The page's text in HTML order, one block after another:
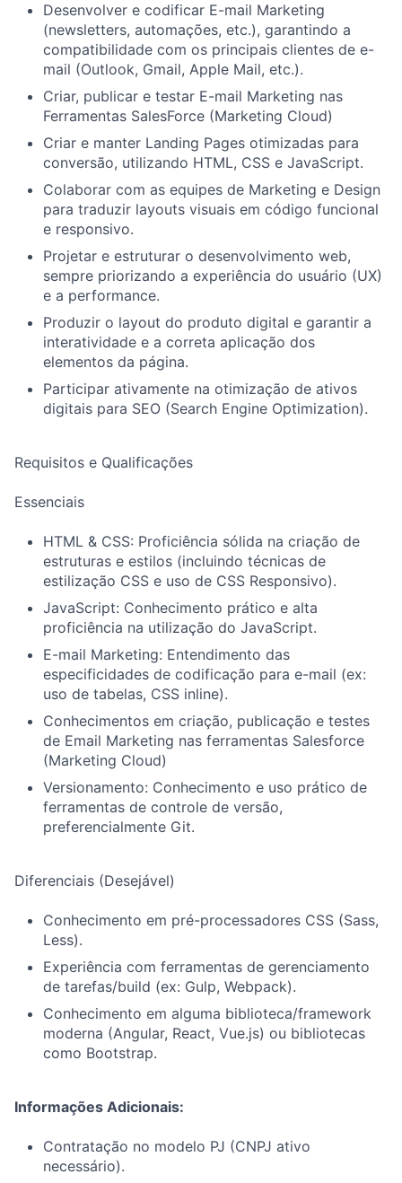
Desenvolver e codificar E-mail Marketing
(newsletters, automações, etc.), garantindo a
compatibilidade com os principais clientes de e-
mail (Outlook, Gmail, Apple Mail, etc.).
Criar, publicar e testar E-mail Marketing nas
Ferramentas SalesForce (Marketing Cloud)
Criar e manter Landing Pages otimizadas para
conversão, utilizando HTML, CSS e JavaScript.
Colaborar com as equipes de Marketing e Design
para traduzir layouts visuais em código funcional
e responsivo.
Projetar e estruturar o desenvolvimento web,
sempre priorizando a experiência do usuário (UX)
e a performance.
Produzir o layout do produto digital e garantir a
interatividade e a correta aplicação dos
elementos da página.
Participar ativamente na otimização de ativos
digitais para SEO (Search Engine Optimization).
Requisitos e Qualificações
Essenciais
HTML & CSS: Proficiência sólida na criação de
estruturas e estilos (incluindo técnicas de
estilização CSS e uso de CSS Responsivo).
JavaScript: Conhecimento prático e alta
proficiência na utilização do JavaScript.
E-mail Marketing: Entendimento das
especificidades de codificação para e-mail (ex:
uso de tabelas, CSS inline).
Conhecimentos em criação, publicação e testes
de Email Marketing nas ferramentas Salesforce
(Marketing Cloud)
Versionamento: Conhecimento e uso prático de
ferramentas de controle de versão,
preferencialmente Git.
Diferenciais (Desejável)
Conhecimento em pré-processadores CSS (Sass,
Less).
Experiência com ferramentas de gerenciamento
de tarefas/build (ex: Gulp, Webpack).
Conhecimento em alguma biblioteca/framework
moderna (Angular, React, Vue.js) ou bibliotecas
como Bootstrap.
Informações Adicionais:
Contratação no modelo PJ (CNPJ ativo
necessário).